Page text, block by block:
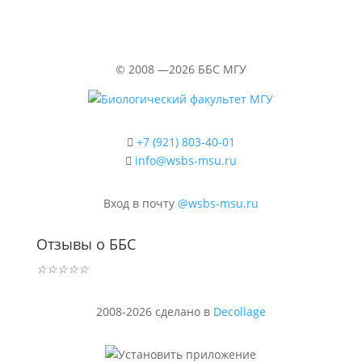
© 2008 —2026 ББС МГУ
+7 (921) 803-40-01
info@wsbs-msu.ru
Вход в почту @wsbs-msu.ru
Отзывы о ББС
☆☆☆☆☆
2008-2026 сделано в Decollage